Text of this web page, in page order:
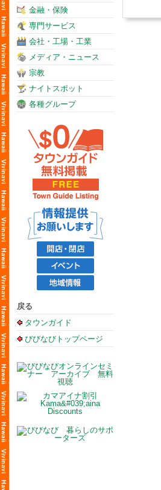
金融・保険
専門サービス
会社・工場・工業
メディア・ニュース
宗教
ナイトスポット
各種グループ
戻る
タウンガイド
びびなびトップページ